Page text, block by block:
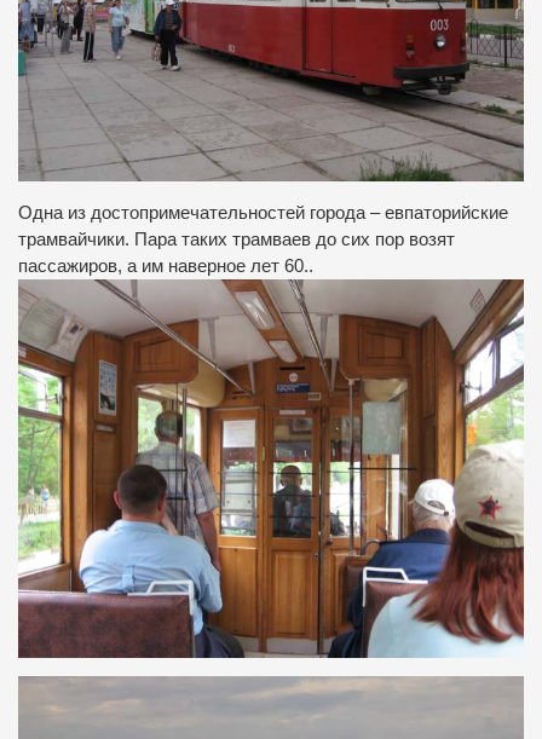
Одна из достопримечательностей города – евпаторийские
трамвайчики. Пара таких трамваев до сих пор возят
пассажиров, а им наверное лет 60..